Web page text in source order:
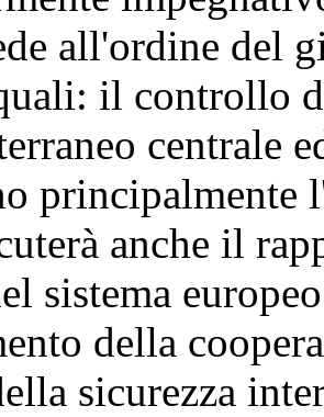
all'ordine del
il controllo
centrale
principalmente
anche il
sistema
della
sicurezza